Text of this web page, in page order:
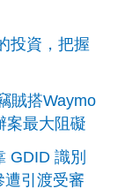
投資，把握
賊搭Waymo
案最大阻礙
GDID 識別
引渡受審